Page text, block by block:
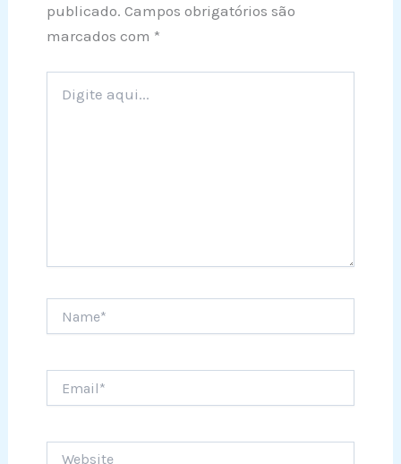
publicado. Campos obrigatórios são
marcados com *
aqui...